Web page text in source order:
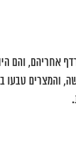
והם היו
והמצרים טבעו